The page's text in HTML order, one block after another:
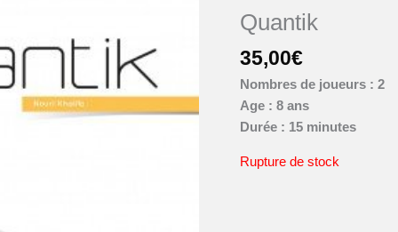
Quantik
35,00€
Nombres de joueurs : 2
Age : 8 ans
Durée : 15 minutes
Rupture de stock